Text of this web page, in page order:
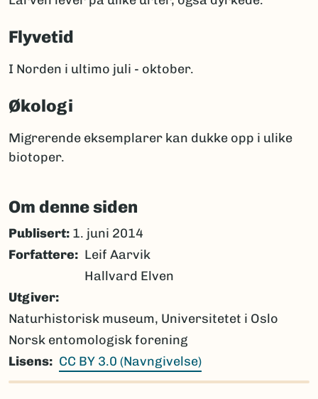
Flyvetid
I Norden i ultimo juli - oktober.
Økologi
Migrerende eksemplarer kan dukke opp i ulike
biotoper.
Om denne siden
Publisert: 1. juni 2014
Forfattere
Leif Aarvik
Hallvard Elven
Utgiver
Naturhistorisk museum, Universitetet i Oslo
Norsk entomologisk forening
Lisens
CC BY 3.0 (Navngivelse)